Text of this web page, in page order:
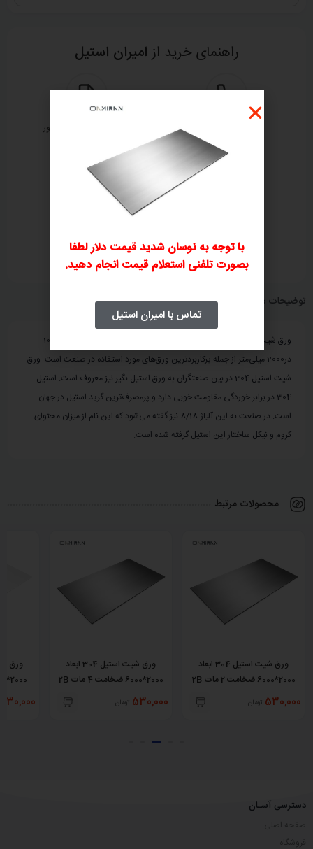
راهنمای خرید از امیران استیل
۱
بررسی و صدور پیش‌فاکتور
۳ ۴
توضیحات محصول
ورق شیت استیل 304 یا 1.4301 با سطح براق BA ، ضخامت 1.5 و ابعاد 1000
در2000 میلی‌متر از جمله پرکاربردترین ورق‌های مورد استفاده در صنعت است. ورق
شیت استیل 304 در بین صنعتگران به ورق استیل نگیر نیز معروف است. استیل
304 در برابر خوردگی مقاومت خوبی دارد و پرمصرف‌ترین گرید استیل در جهان
است. در صنعت به این آلیاژ 8/18 نیز گفته می‌شود که این نام از میزان محتوای
کروم و نیکل ساختار این استیل گرفته شده است.
محصولات مرتبط
ورق شیت استیل 304 ابعاد
2000*6000 ضخامت 2 مات 2B
530,000 تومان
ورق شیت استیل 304 ابعاد
2000*6000 ضخامت 4 مات 2B
530,000 تومان
دسترسی آسـان
با توجه به نوسان شدید قیمت دلار لطفا
بصورت تلفنی استعلام قیمت انجام دهید.
تماس با امیران استیل